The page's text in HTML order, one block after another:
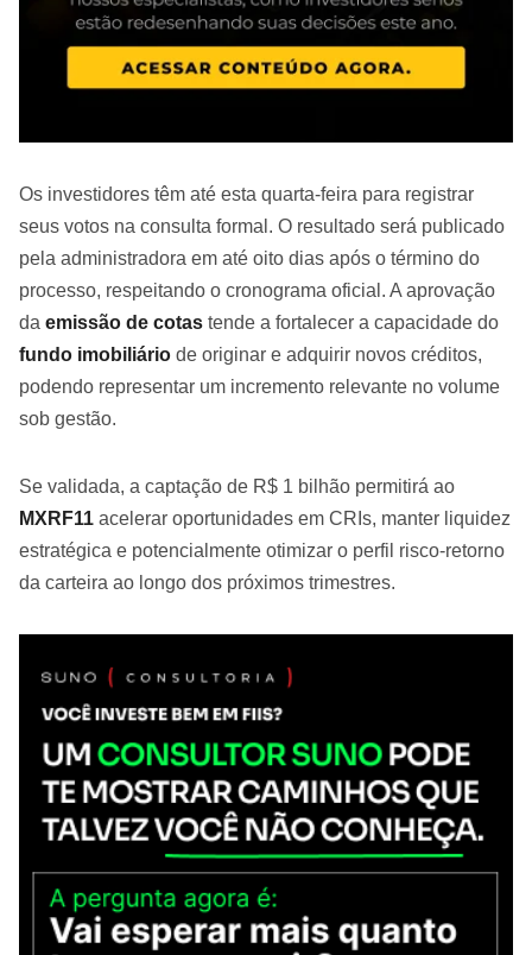
Os investidores têm até esta quarta-feira para registrar
seus votos na consulta formal. O resultado será publicado
pela administradora em até oito dias após o término do
processo, respeitando o cronograma oficial. A aprovação
da emissão de cotas tende a fortalecer a capacidade do
fundo imobiliário de originar e adquirir novos créditos,
podendo representar um incremento relevante no volume
sob gestão.
Se validada, a captação de R$ 1 bilhão permitirá ao
MXRF11 acelerar oportunidades em CRIs, manter liquidez
estratégica e potencialmente otimizar o perfil risco-retorno
da carteira ao longo dos próximos trimestres.